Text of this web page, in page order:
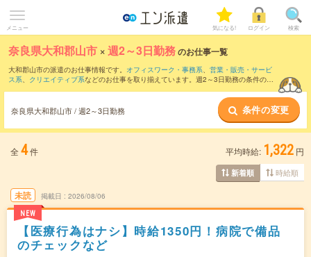
メニュー 気になる! ログイン 検索
奈良県大和郡山市 ×週2～3日勤務のお仕事一覧
大和郡山市の派遣のお仕事情報です。 オフィスワーク・事務系、 営業・販売・サービ
ス系、 クリエイティブ系などのお仕事を取り揃えています。週2～3日勤務の条件の他
奈良県大和郡山市 / 週2～3日勤務 条件の変更
全 4件 平均時給: 1,322 円
新着順 時給順
未読
NEW
掲載日 2026/08/06
【医療行為はナシ】時給1350円！病院で備品
のチェックなど